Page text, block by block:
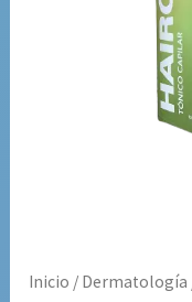
Inicio / Dermatología